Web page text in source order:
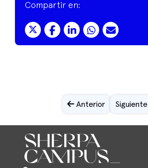
Compartir en:
Anterior Siguiente